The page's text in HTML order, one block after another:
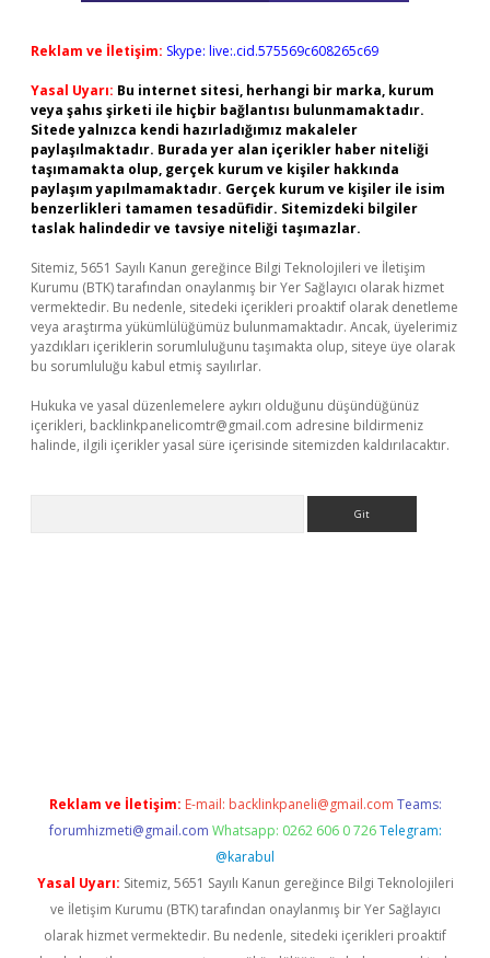
Reklam ve İletişim: Skype: live:.cid.575569c608265c69
Yasal Uyarı: Bu internet sitesi, herhangi bir marka, kurum
veya şahıs şirketi ile hiçbir bağlantısı bulunmamaktadır.
Sitede yalnızca kendi hazırladığımız makaleler
paylaşılmaktadır. Burada yer alan içerikler haber niteliği
taşımamakta olup, gerçek kurum ve kişiler hakkında
paylaşım yapılmamaktadır. Gerçek kurum ve kişiler ile isim
benzerlikleri tamamen tesadüfidir. Sitemizdeki bilgiler
taslak halindedir ve tavsiye niteliği taşımazlar.
Sitemiz, 5651 Sayılı Kanun gereğince Bilgi Teknolojileri ve İletişim
Kurumu (BTK) tarafından onaylanmış bir Yer Sağlayıcı olarak hizmet
vermektedir. Bu nedenle, sitedeki içerikleri proaktif olarak denetleme
veya araştırma yükümlülüğümüz bulunmamaktadır. Ancak, üyelerimiz
yazdıkları içeriklerin sorumluluğunu taşımakta olup, siteye üye olarak
bu sorumluluğu kabul etmiş sayılırlar.
Hukuka ve yasal düzenlemelere aykırı olduğunu düşündüğünüz
içerikleri, backlinkpanelicomtr@gmail.com adresine bildirmeniz
halinde, ilgili içerikler yasal süre içerisinde sitemizden kaldırılacaktır.
Reklam ve İletişim: E-mail: backlinkpaneli@gmail.com Teams:
forumhizmeti@gmail.com Whatsapp: 0262 606 0 726 Telegram:
@karabul
Yasal Uyarı: Sitemiz, 5651 Sayılı Kanun gereğince Bilgi Teknolojileri
ve İletişim Kurumu (BTK) tarafından onaylanmış bir Yer Sağlayıcı
olarak hizmet vermektedir. Bu nedenle, sitedeki içerikleri proaktif